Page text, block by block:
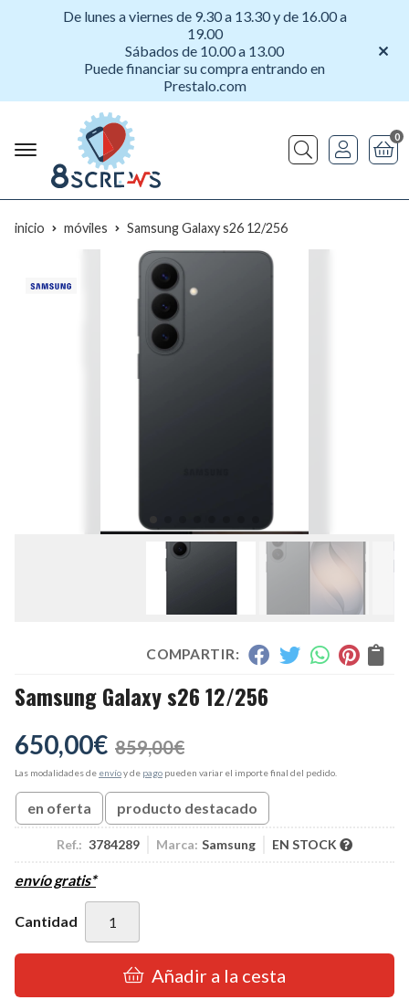
De lunes a viernes de 9.30 a 13.30 y de 16.00 a
19.00
Sábados de 10.00 a 13.00
Puede financiar su compra entrando en
Prestalo.com
Buscar
0
inicio móviles Samsung Galaxy s26 12/256
COMPARTIR:
Samsung Galaxy s26 12/256
650,00€ 859,00€
Las modalidades de envíoy de pago pueden variar el importe final del pedido.
en oferta producto destacado
Ref.: 3784289 Marca: Samsung EN STOCK
envío gratis*
Cantidad
Añadir a la cesta